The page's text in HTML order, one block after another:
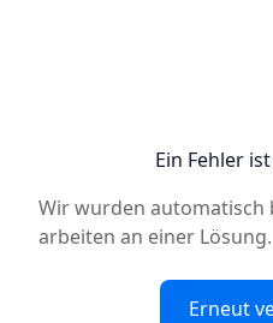
Ein Fehler
Wir wurden
arbeiten an einer Lösung.
Erneut